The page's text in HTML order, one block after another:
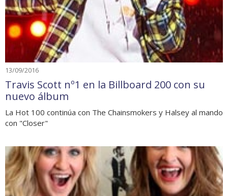
13/09/2016
Travis Scott nº1 en la Billboard 200 con su
nuevo álbum
La Hot 100 continúa con The Chainsmokers y Halsey al mando
con "Closer"